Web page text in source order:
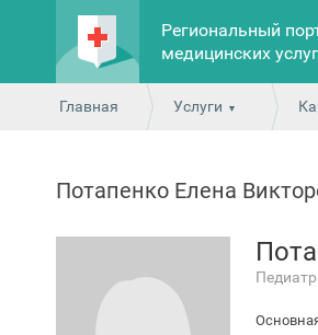
Региональный
медицинских услуг
Главная Услуги
Потапенко Елена
Педиатр